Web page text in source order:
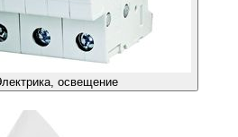
освещение